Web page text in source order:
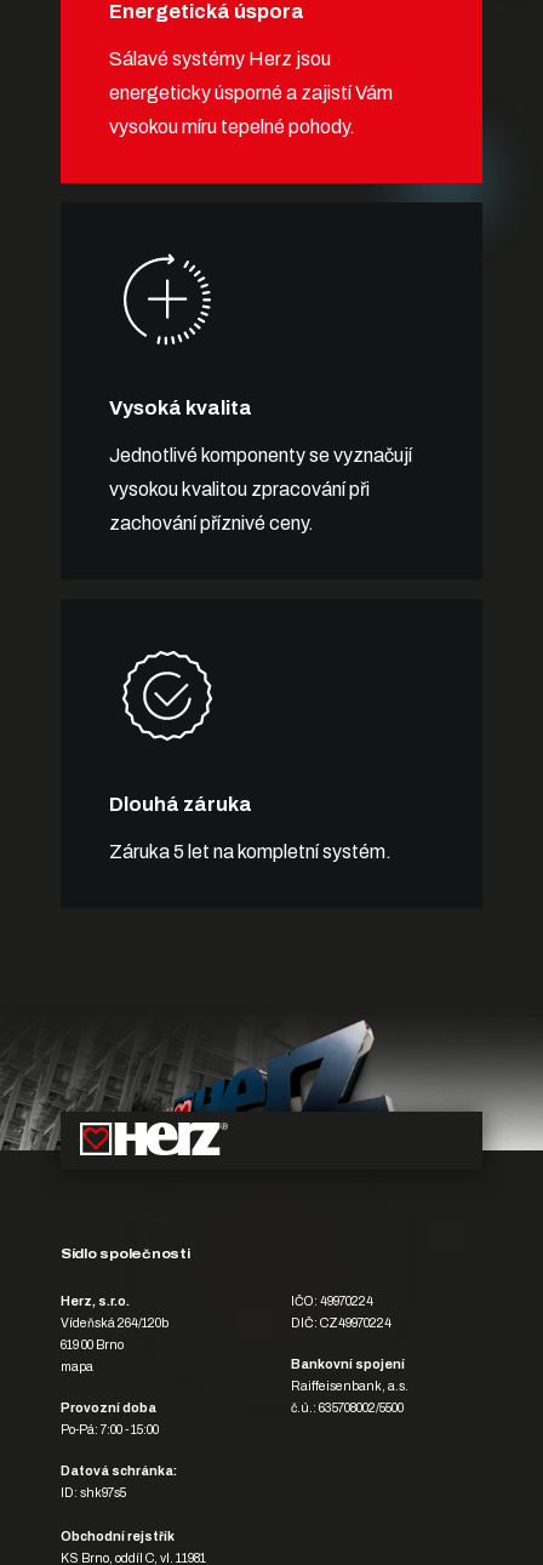
Energetická úspora
Sálavé systémy Herz jsou
energeticky úsporné a zajistí Vám
vysokou míru tepelné pohody.
Vysoká kvalita
Jednotlivé komponenty se vyznačují
vysokou kvalitou zpracování při
zachování příznivé ceny.
Dlouhá záruka
Záruka 5 let na kompletní systém.
Sídlo společnosti
Herz, s.r.o.
Vídeňská 264/120b
619 00 Brno
mapa
Provozní doba
Po-Pá: 7:00 - 15:00
IČO: 49970224
DIČ: CZ49970224
Bankovní spojení
Raiffeisenbank, a.s.
č.ú.: 635708002/5500
Datová schránka:
ID: shk97s5
Obchodní rejstřík
KS Brno, oddíl C, vl. 11981